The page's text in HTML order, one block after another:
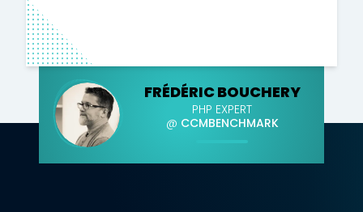
FRÉDÉRIC BOUCHERY
PHP EXPERT
@ CCMBENCHMARK